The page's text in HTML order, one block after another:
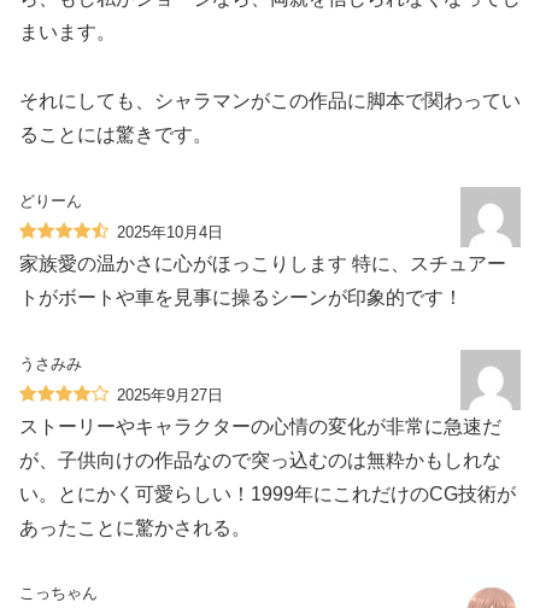
まいます。
それにしても、シャラマンがこの作品に脚本で関わってい
ることには驚きです。
どりーん
2025年10月4日
家族愛の温かさに心がほっこりします️ 特に、スチュアー
トがボートや車を見事に操るシーンが印象的です！
うさみみ
2025年9月27日
ストーリーやキャラクターの心情の変化が非常に急速だ
が、子供向けの作品なので突っ込むのは無粋かもしれな
い。とにかく可愛らしい！1999年にこれだけのCG技術が
あったことに驚かされる。
こっちゃん